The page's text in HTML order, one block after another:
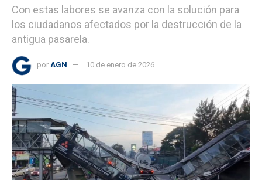
Con estas labores se avanza con la solución para
los ciudadanos afectados por la destrucción de la
antigua pasarela.
por AGN 10 de enero de 2026